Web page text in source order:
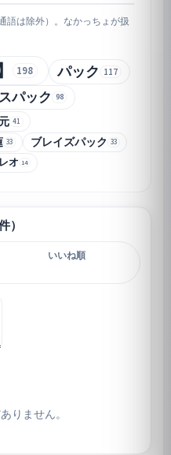
語は除外）。なかっちょが扱
198 パック 117
パック 98
41
33 ブレイズパック 33
オ 14
）
いいね順
りません。